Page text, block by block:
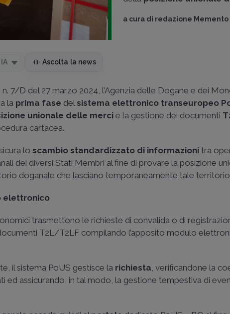
a cura di redazione Memento
Ascolta la news
7/D del 27 marzo 2024, l’Agenzia delle Dogane e dei
la prima fase del sistema elettronico transeuropeo
unionale delle merci e la gestione dei documenti
cartacea.
lo scambio standardizzato di informazioni tra
dei diversi Stati Membri al fine di provare la posizione
doganale che lasciano temporaneamente tale
elettronico
trasmettono le richieste di convalida o di
T2L/T2LF compilando l’apposito modulo
il sistema PoUS gestisce la richiesta, verificandone la
ed assicurando, in tal modo, la gestione tempestiva di